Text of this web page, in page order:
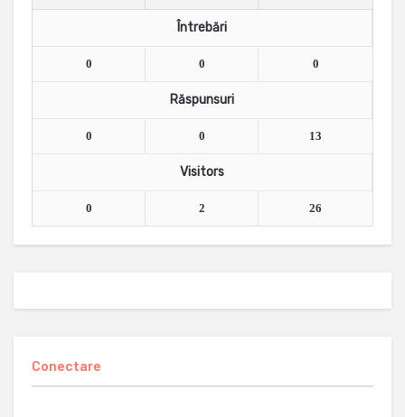
Întrebări
0 0 0
Răspunsuri
0 0 13
Visitors
0 2 26
Conectare